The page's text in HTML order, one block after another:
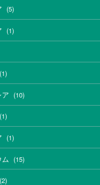
(5)
(1)
(1)
(10)
(1)
(1)
(15)
(2)